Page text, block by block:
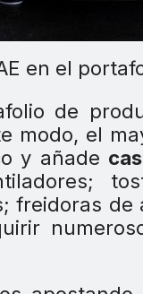
en el
de
modo, el
y añade
freidoras